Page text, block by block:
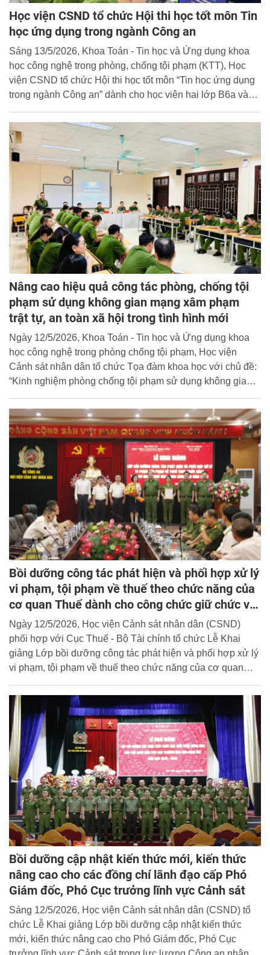
Học viện CSND tổ chức Hội thi học tốt môn Tin
học ứng dụng trong ngành Công an
Sáng 13/5/2026, Khoa Toán - Tin học và Ứng dụng khoa
học công nghệ trong phòng, chống tội phạm (KTT), Học
viện CSND tổ chức Hội thi học tốt môn “Tin học ứng dụng
trong ngành Công an” dành cho học viên hai lớp B6a và
Nâng cao hiệu quả công tác phòng, chống tội
phạm sử dụng không gian mạng xâm phạm
trật tự, an toàn xã hội trong tình hình mới
Ngày 12/5/2026, Khoa Toán - Tin học và Ứng dụng khoa
học công nghệ trong phòng chống tội phạm, Học viện
Cảnh sát nhân dân tổ chức Tọa đàm khoa học với chủ đề:
“Kinh nghiệm phòng chống tội phạm sử dụng không gian
Bồi dưỡng công tác phát hiện và phối hợp xử lý
vi phạm, tội phạm về thuế theo chức năng của
cơ quan Thuế dành cho công chức giữ chức vụ
lãnh đạo, quản lý
Ngày 12/5/2026, Học viện Cảnh sát nhân dân (CSND)
phối hợp với Cục Thuế - Bộ Tài chính tổ chức Lễ Khai
giảng Lớp bồi dưỡng công tác phát hiện và phối hợp xử lý
vi phạm, tội phạm về thuế theo chức năng của cơ quan
năm 2026.
Bồi dưỡng cập nhật kiến thức mới, kiến thức
nâng cao cho các đồng chí lãnh đạo cấp Phó
Giám đốc, Phó Cục trưởng lĩnh vực Cảnh sát
Sáng 12/5/2026, Học viện Cảnh sát nhân dân (CSND) tổ
chức Lễ Khai giảng Lớp bồi dưỡng cập nhật kiến thức
mới, kiến thức nâng cao cho Phó Giám đốc, Phó Cục